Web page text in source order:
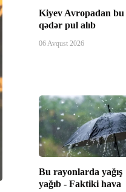
Kiyev Avropadan bu
qədər pul alıb
06 Avqust 2026
Bu rayonlarda yağış
yağıb - Faktiki hava